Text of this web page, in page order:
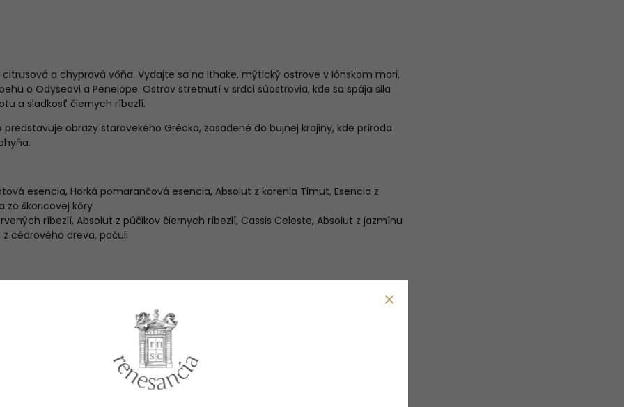
a chyprová vôňa. Vydajte sa na Ithake, mýtický ostrove v Iónskom mori,
o Odyseovi a Penelope. Ostrov stretnutí v srdci súostrovia, kde sa spája sila
a sladkosť čiernych ríbezlí.
predstavuje obrazy starovekého Grécka, zasadené do bujnej krajiny, kde príroda
esencia, Horká pomarančová esencia, Absolut z korenia Timut, Esencia z
zo škoricovej kôry
ríbezlí, Absolut z púčikov čiernych ríbezlí, Cassis Celeste, Absolut z jazmínu
z cédrového dreva, pačuli